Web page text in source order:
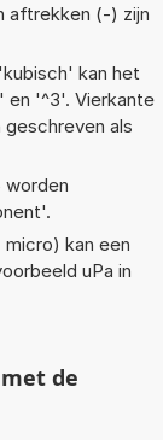
aftrekken (-) zijn
kan het
en '^3'. Vierkante
als
worden
kan een
uPa in
de